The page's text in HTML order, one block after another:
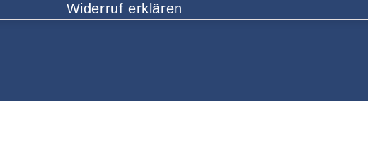
Widerruf erklären